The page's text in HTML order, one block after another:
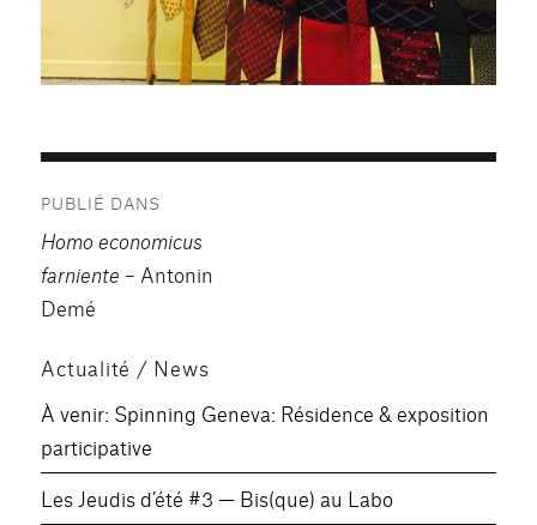
de
l’article
PUBLIÉ DANS
Homo economicus
farniente – Antonin
Demé
Actualité / News
À venir: Spinning Geneva: Résidence & exposition
participative
Les Jeudis d’été #3 — Bis(que) au Labo